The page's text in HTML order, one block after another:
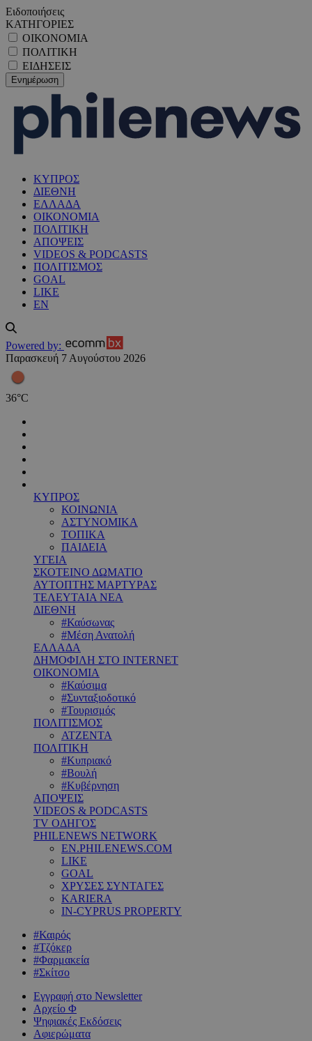
Ειδοποιήσεις
ΚΑΤΗΓΟΡΙΕΣ
ΟΙΚΟΝΟΜΙΑ
ΠΟΛΙΤΙΚΗ
ΕΙΔΗΣΕΙΣ
ΚΥΠΡΟΣ
ΔΙΕΘΝΗ
ΕΛΛΑΔΑ
ΟΙΚΟΝΟΜΙΑ
ΠΟΛΙΤΙΚΗ
ΑΠΟΨΕΙΣ
VIDEOS & PODCASTS
ΠΟΛΙΤΙΣΜΟΣ
GOAL
LIKE
EN
Powered by:
Παρασκευή 7 Αυγούστου 2026
36°C
ΚΥΠΡΟΣ
ΚΟΙΝΩΝΙΑ
ΑΣΤΥΝΟΜΙΚΑ
ΤΟΠΙΚΑ
ΠΑΙΔΕΙΑ
ΥΓΕΙΑ
ΣΚΟΤΕΙΝΟ ΔΩΜΑΤΙΟ
ΑΥΤΟΠΤΗΣ ΜΑΡΤΥΡΑΣ
ΤΕΛΕΥΤΑΙΑ ΝΕΑ
ΔΙΕΘΝΗ
#Καύσωνας
#Μέση Ανατολή
ΕΛΛΑΔΑ
ΔΗΜΟΦΙΛΗ ΣΤΟ INTERNET
ΟΙΚΟΝΟΜΙΑ
#Καύσιμα
#Συνταξιοδοτικό
#Τουρισμός
ΠΟΛΙΤΙΣΜΟΣ
ΑΤΖΕΝΤΑ
ΠΟΛΙΤΙΚΗ
#Κυπριακό
#Βουλή
#Κυβέρνηση
ΑΠΟΨΕΙΣ
VIDEOS & PODCASTS
TV ΟΔΗΓΟΣ
PHILENEWS NETWORK
EN.PHILENEWS.COM
LIKE
GOAL
ΧΡΥΣΕΣ ΣΥΝΤΑΓΕΣ
KARIERA
IN-CYPRUS PROPERTY
#Καιρός
#Τζόκερ
#Φαρμακεία
#Σκίτσο
Εγγραφή στο Newsletter
Αρχείο Φ
Ψηφιακές Εκδόσεις
Αφιερώματα